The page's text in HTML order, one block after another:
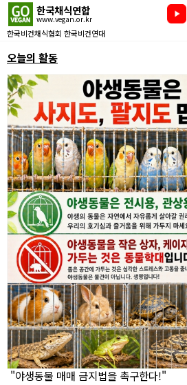
한국채식연합
www.vegan.or.kr
한국비건채식협회 한국비건연대
오늘의 활동
"야생동물 매매 금지법을 촉구한다!"